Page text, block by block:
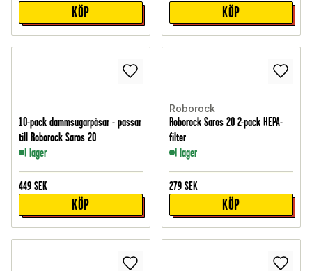
KÖP KÖP
10-pack dammsugarpåsar - passar
till Roborock Saros 20
I lager
449 SEK
KÖP
Roborock
Roborock Saros 20 2-pack HEPA-
filter
I lager
279 SEK
KÖP